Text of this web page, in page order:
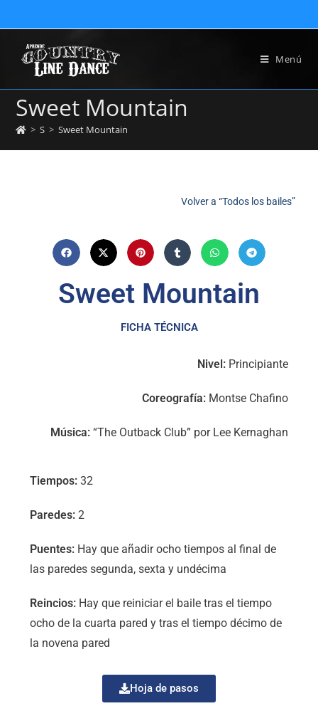
Menú
Sweet Mountain
> S > Sweet Mountain
Volver a “Todos los bailes”
Sweet Mountain
FICHA TÉCNICA
Nivel:Principiante
Coreografía:Montse Chafino
Música:“The Outback Club” por Lee Kernaghan
Tiempos: 32
Paredes: 2
Puentes: Hay que añadir ocho tiempos al final de
las paredes segunda, sexta y undécima
Reincios: Hay que reiniciar el baile tras el tiempo
ocho de la cuarta pared y tras el tiempo décimo de
la novena pared
Hoja de pasos